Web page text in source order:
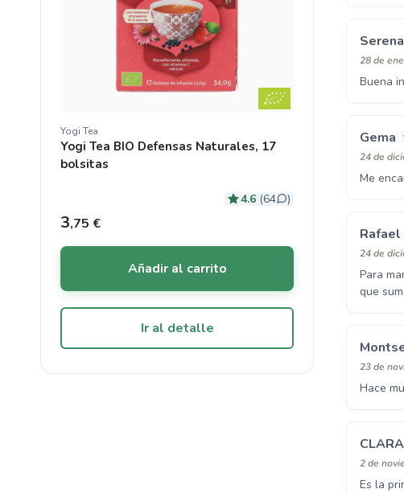
Proveedor:
Yogi Tea
Yogi Tea BIO Defensas Naturales, 17
bolsitas
4.6 (64 )
Precio habitual
3,75 €
Añadir al carrito
Ir al detalle
Serena
28 de
Buena
Gema
24 de
Me
Rafael
24 de
Para
que
23 de
Hace
CLARA
2 de
Es la